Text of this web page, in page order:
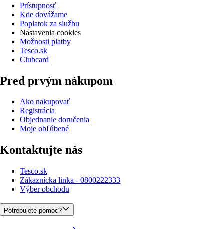
Prístupnosť
Kde dovážame
Poplatok za službu
Nastavenia cookies
Možnosti platby
Tesco.sk
Clubcard
Pred prvým nákupom
Ako nakupovať
Registrácia
Objednanie doručenia
Moje obľúbené
Kontaktujte nás
Tesco.sk
Zákaznícka linka - 0800222333
Výber obchodu
Potrebujete pomoc?